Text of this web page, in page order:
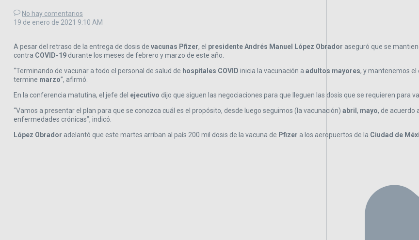
No hay comentarios
19 de enero de 2021 9:10 AM
A pesar del retraso de la entrega de dosis de vacunas Pfizer, el presidente Andrés Manuel López Obrador aseguró que se
contra COVID-19 durante los meses de febrero y marzo de este año.
“Terminando de vacunar a todo el personal de salud de hospitales COVID inicia la vacunación a adultos mayores, y mantenemos el
termine marzo”, afirmó.
En la conferencia matutina, el jefe del ejecutivo dijo que siguen las negociaciones para que lleguen las dosis que se requieren para
“Vamos a presentar el plan para que se conozca cuál es el propósito, desde luego seguimos (la vacunación) abril , mayo, de acuerdo
enfermedades crónicas”, indicó.
López Obrador adelantó que este martes arriban al país 200 mil dosis de la vacuna de Pfizer a los aeropuertos de la Ciudad de